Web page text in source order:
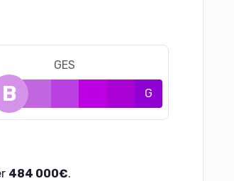
GES
B G
484 000€.